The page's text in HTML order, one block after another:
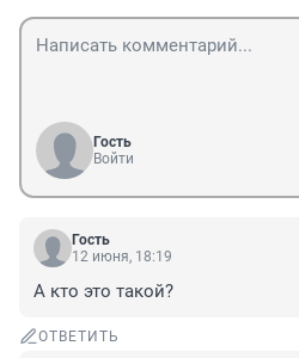
Гость
Войти
Гость
12 июня, 18:19
А кто это такой?
ОТВЕТИТЬ